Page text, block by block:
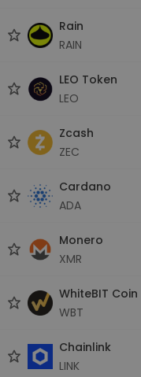
Rain
RAIN
LEO Token
LEO
Zcash
ZEC
Cardano
ADA
Monero
XMR
WhiteBIT Coin
WBT
Chainlink
LINK